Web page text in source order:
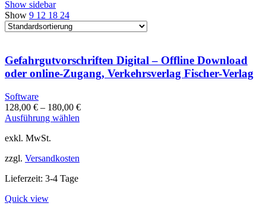
Show sidebar
Show 9 12 18 24
Gefahrgutvorschriften Digital – Offline Download
oder online-Zugang, Verkehrsverlag Fischer-Verlag
Software
128,00 € – 180,00 €
Ausführung wählen
Varianten
exkl. MwSt.
zzgl. Versandkosten
Lieferzeit: 3-4 Tage
Quick view